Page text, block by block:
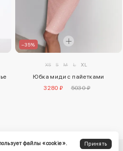
–35%
XS S M L XL
Юбка миди с пайетками
3280 ₽
5030 ₽
файлы «cookie».
Принять